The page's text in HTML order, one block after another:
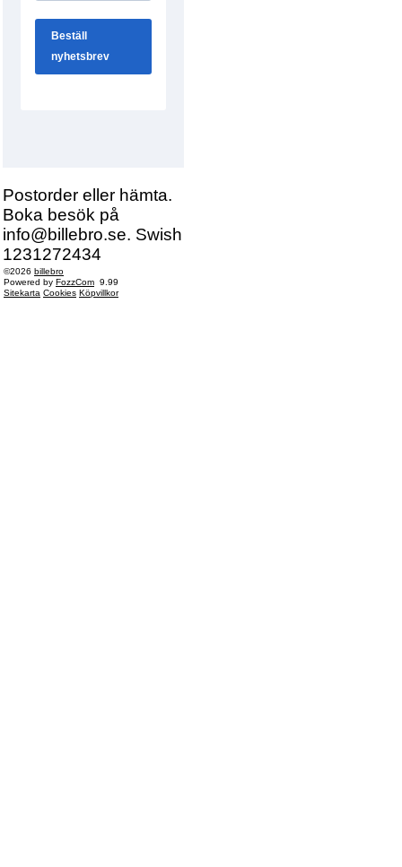
Postorder eller hämta.
Boka besök på
info@billebro.se. Swish
1231272434
©2026 billebro
Powered by FozzCom 9.99
Sitekarta Cookies Köpvillkor